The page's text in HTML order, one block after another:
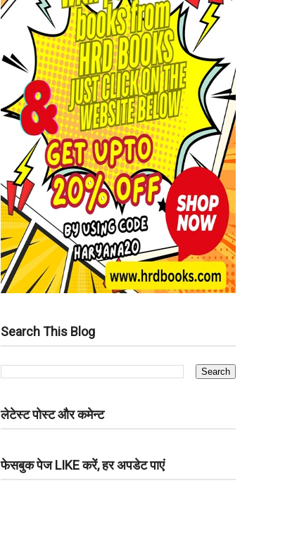
Search This Blog
लेटेस्ट पोस्ट और कमेन्ट
फेसबुक पेज LIKE करें, हर अपडेट पाएं